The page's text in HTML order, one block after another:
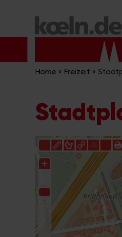
Inhalt
Home » Freizeit »